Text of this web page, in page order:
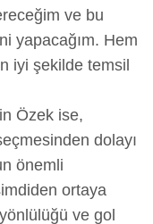
ve bu
yapacağım. Hem
iyi şekilde temsil
Özek ise,
dolayı
önemli
ortaya
ve gol